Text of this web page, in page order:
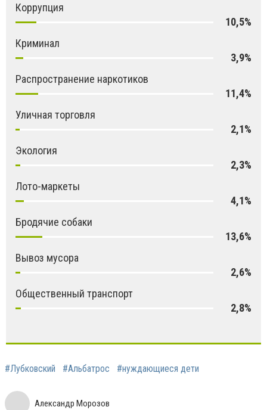
Коррупция
10,5%
Криминал
3,9%
Распространение наркотиков
11,4%
Уличная торговля
2,1%
Экология
2,3%
Лото-маркеты
4,1%
Бродячие собаки
13,6%
Вывоз мусора
2,6%
Общественный транспорт
2,8%
#Лубковский #Альбатрос #нуждающиеся дети
Александр Морозов